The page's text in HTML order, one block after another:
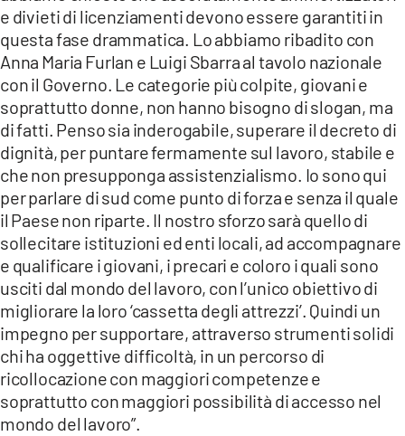
e divieti di licenziamenti devono essere garantiti in
questa fase drammatica. Lo abbiamo ribadito con
Anna Maria Furlan e Luigi Sbarra al tavolo nazionale
con il Governo. Le categorie più colpite, giovani e
soprattutto donne, non hanno bisogno di slogan, ma
di fatti. Penso sia inderogabile, superare il decreto di
dignità, per puntare fermamente sul lavoro, stabile e
che non presupponga assistenzialismo. Io sono qui
per parlare di sud come punto di forza e senza il quale
il Paese non riparte. Il nostro sforzo sarà quello di
sollecitare istituzioni ed enti locali, ad accompagnare
e qualificare i giovani, i precari e coloro i quali sono
usciti dal mondo del lavoro, con l’unico obiettivo di
migliorare la loro ‘cassetta degli attrezzi’. Quindi un
impegno per supportare, attraverso strumenti solidi
chi ha oggettive difficoltà, in un percorso di
ricollocazione con maggiori competenze e
soprattutto con maggiori possibilità di accesso nel
mondo del lavoro”.